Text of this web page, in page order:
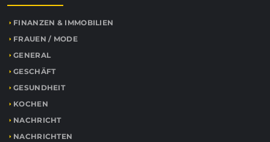
FINANZEN & IMMOBILIEN
FRAUEN / MODE
GENERAL
GESCHÄFT
GESUNDHEIT
KOCHEN
NACHRICHT
NACHRICHTEN